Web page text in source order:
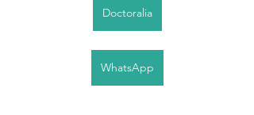
Doctoralia
WhatsApp